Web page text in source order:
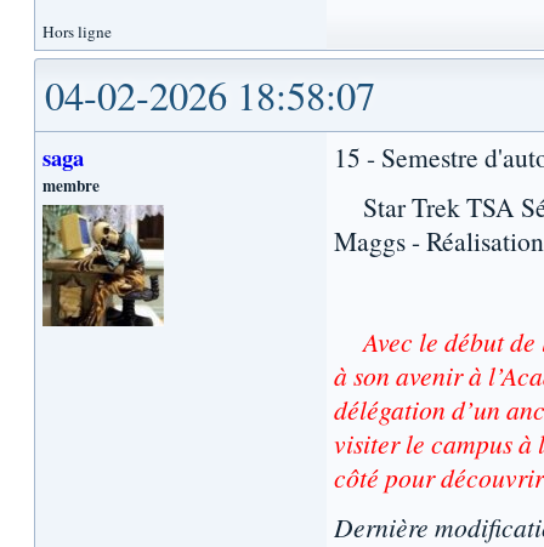
Hors ligne
04-02-2026 18:58:07
saga
membre
15 - Semestre
Star Trek TSA
Maggs -
Avec le début
à son avenir à
délégation d’un
visiter le campus
côté pour
Dernière